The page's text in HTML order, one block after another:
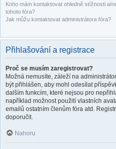
Koho mám kontaktovat ohledně stížnosti
tohoto fóra?
Jak můžu kontaktovat administrátora fóra?
Přihlašování a registrace
Proč se musím zaregistrovat?
Možná nemusíte, záleží na
být přihlášen, aby mohl odesílat
dalším funkcím, které nejsou pro
například možnost použití vlastních
emailů ostatním členům fóra atd.
doporučit.
Nahoru